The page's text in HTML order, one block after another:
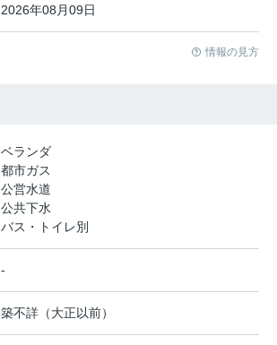
2026年08月09日
情報の見方
ベランダ
都市ガス
公営水道
公共下水
バス・トイレ別
-
築不詳（大正以前）